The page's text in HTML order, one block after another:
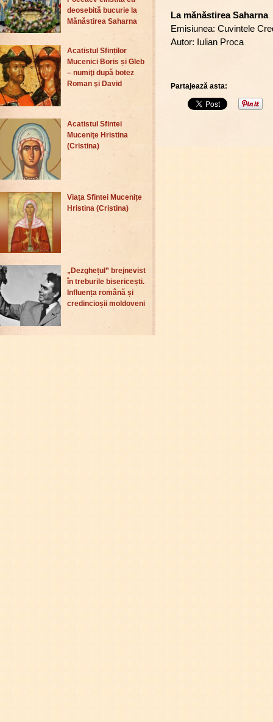
deosebită bucurie la
Mănăstirea Saharna
Acatistul Sfinților
Mucenici Boris și Gleb
– numiţi după botez
Roman şi David
Acatistul Sfintei
Muceniţe Hristina
(Cristina)
Viaţa Sfintei Mucenițe
Hristina (Cristina)
„Dezghețul” brejnevist
în treburile bisericești.
Influența română și
credincioșii moldoveni
La mănăstirea Saharna
Emisiunea: Cuvintele
Autor: Iulian Proca
Partajează asta: